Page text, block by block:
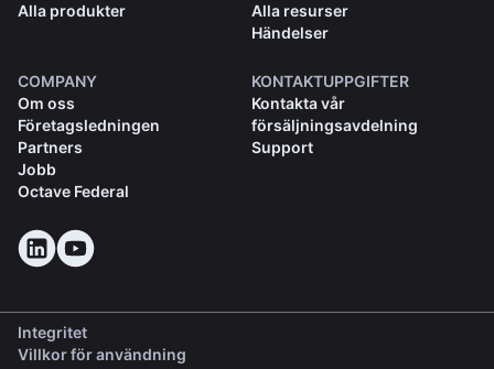
Alla produkter
Alla resurser
Händelser
COMPANY
Om oss
Företagsledningen
Partners
Jobb
Octave Federal
KONTAKTUPPGIFTER
Kontakta vår
försäljningsavdelning
Support
Integritet
Villkor för användning